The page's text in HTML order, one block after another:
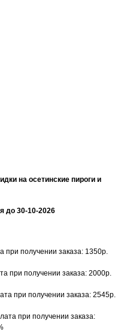
на осетинские пироги и
до 30-10-2026
при получении заказа: 1350р.
при получении заказа: 2000р.
при получении заказа: 2545р.
при получении заказа: